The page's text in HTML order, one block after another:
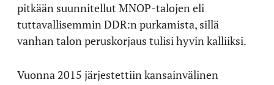
pitkään suunnitellut MNOP-talojen eli
tuttavallisemmin DDR:n purkamista, sillä
vanhan talon peruskorjaus tulisi hyvin kalliiksi.
Vuonna 2015 järjestettiin kansainvälinen